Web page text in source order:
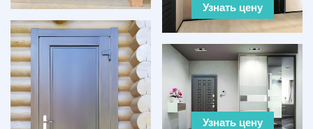
Узнать цену
Узнать цену